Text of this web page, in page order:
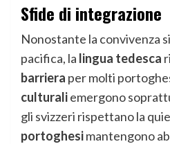
Sfide di integrazione
Nonostante la convivenza
pacifica, la lingua tedesca
barriera per molti
culturaliemergono
gli svizzeri rispettano la
portoghesimantengono